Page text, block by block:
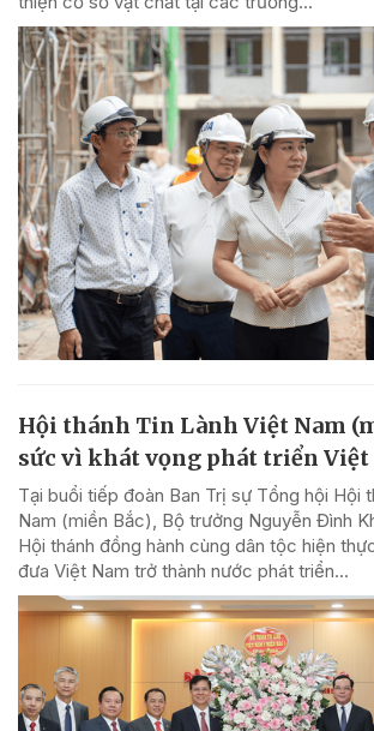
Hội thánh Tin Lành Việt Nam
sức vì khát vọng phát triển Việt
Tại buổi tiếp đoàn Ban Trị sự Tổng hội Hội
Nam (miền Bắc), Bộ trưởng Nguyễn Đình
Hội thánh đồng hành cùng dân tộc hiện
đưa Việt Nam trở thành nước phát triển...